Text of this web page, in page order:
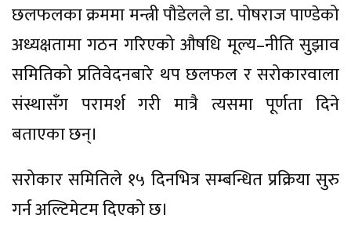
छलफलका क्रममा मन्त्री पौडेलले डा. पोषराज पाण्डेको
अध्यक्षतामा गठन गरिएको औषधि मूल्य–नीति सुझाव
समितिको प्रतिवेदनबारे थप छलफल र सरोकारवाला
संस्थासँग परामर्श गरी मात्रै त्यसमा पूर्णता दिने
बताएका छन्।
सरोकार समितिले १५ दिनभित्र सम्बन्धित प्रक्रिया सुरु
गर्न अल्टिमेटम दिएको छ।